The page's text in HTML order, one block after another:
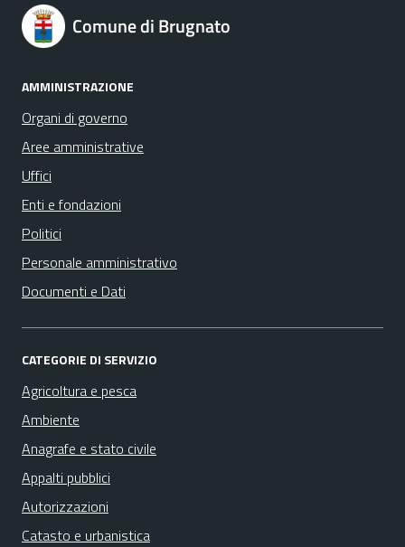
Comune di Brugnato
AMMINISTRAZIONE
Organi di governo
Aree amministrative
Uffici
Enti e fondazioni
Politici
Personale amministrativo
Documenti e Dati
CATEGORIE DI SERVIZIO
Agricoltura e pesca
Ambiente
Anagrafe e stato civile
Appalti pubblici
Autorizzazioni
Catasto e urbanistica